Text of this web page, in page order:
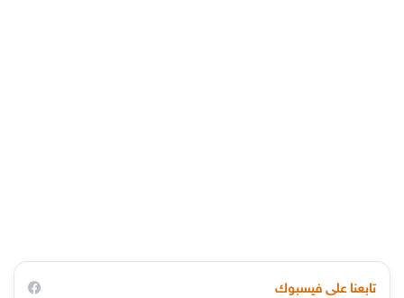
تابعنا على فيسبوك